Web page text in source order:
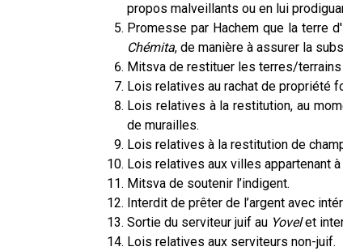
propos malveillants ou en lui
Promesse par Hachem que la terre
Chémita, de manière à assurer la
Mitsva de restituer les terres/terrains
Lois relatives au rachat de propriété
Lois relatives à la restitution, au
de murailles.
Lois relatives à la restitution de
Lois relatives aux villes appartenant
Mitsva de soutenir l’indigent.
Interdit de prêter de l’argent avec
Sortie du serviteur juif au Yovelet
Lois relatives aux serviteurs non-juif.